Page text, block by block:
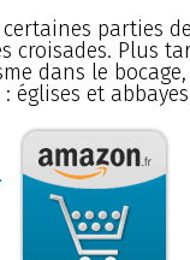
parties
croisades. Plus
dans le
églises et